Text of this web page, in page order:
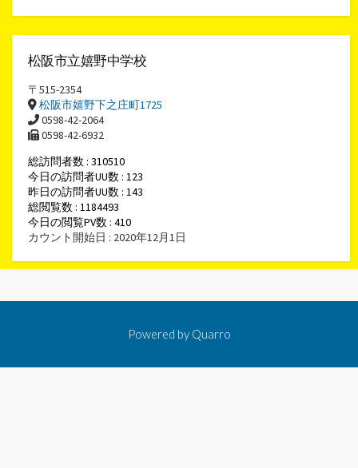
松阪市立嬉野中学校
〒515-2354
松阪市嬉野下之庄町1725
0598-42-2064
0598-42-6932
総訪問者数 : 310510
今日の訪問者UU数 : 123
昨日の訪問者UU数 : 143
総閲覧数 : 1184493
今日の閲覧PV数 : 410
カウント開始日 : 2020年12月1日
Powered by Quarro